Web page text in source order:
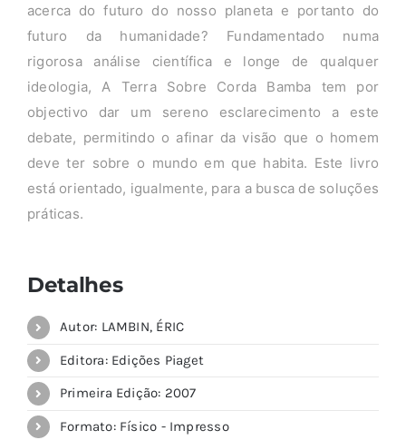
acerca do futuro do nosso planeta e portanto do
futuro da humanidade? Fundamentado numa
rigorosa análise científica e longe de qualquer
ideologia, A Terra Sobre Corda Bamba tem por
objectivo dar um sereno esclarecimento a este
debate, permitindo o afinar da visão que o homem
deve ter sobre o mundo em que habita. Este livro
está orientado, igualmente, para a busca de soluções
práticas.
Detalhes
Autor: LAMBIN, ÉRIC
Editora: Edições Piaget
Primeira Edição: 2007
Formato: Físico - Impresso